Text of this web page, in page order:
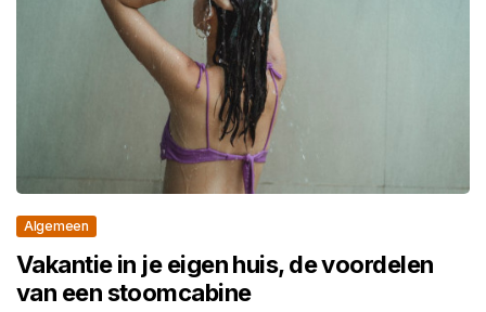
Algemeen
Vakantie in je eigen huis, de voordelen
van een stoomcabine